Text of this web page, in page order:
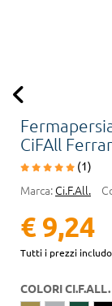
CiFAll
(1)
Marca: Ci.F.All.
€ 9,24
Tutti i prezzi
COLORI CI.F.ALL.